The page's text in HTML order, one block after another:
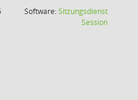
Software:Sitzungsdienst
Session(Wird in